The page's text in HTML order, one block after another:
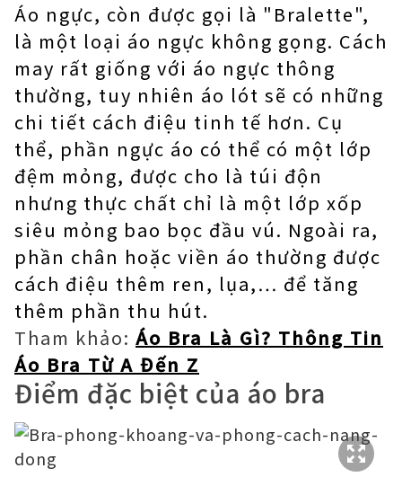
Áo ngực, còn được gọi là "Bralette",
là một loại áo ngực không gọng. Cách
may rất giống với áo ngực thông
thường, tuy nhiên áo lót sẽ có những
chi tiết cách điệu tinh tế hơn. Cụ
thể, phần ngực áo có thể có một lớp
đệm mỏng, được cho là túi độn
nhưng thực chất chỉ là một lớp xốp
siêu mỏng bao bọc đầu vú. Ngoài ra,
phần chân hoặc viền áo thường được
cách điệu thêm ren, lụa,… để tăng
thêm phần thu hút.
Tham khảo: Áo Bra Là Gì? Thông Tin
Áo Bra Từ A Đến Z
Điểm đặc biệt của áo bra